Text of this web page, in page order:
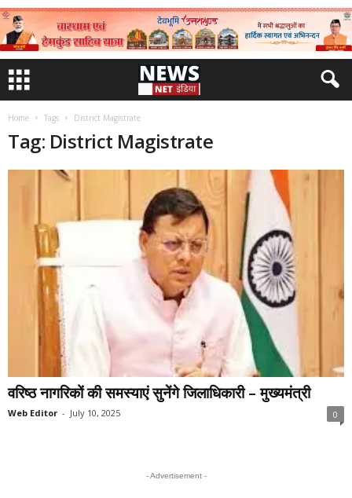
Home Tags District Magistrate
Tag: District Magistrate
वरिष्ठ नागरिकों की समस्याएं सुनेंगे जिलाधिकारी – मुख्यमंत्री
Web Editor - July 10, 2025 0
- Advertisement -